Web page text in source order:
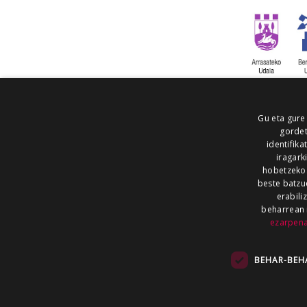
ALEA
NOAUA
Gu eta
hobetzeko.
beste
beharrean
BEHAR-